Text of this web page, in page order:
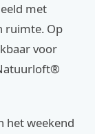
met
ruimte. Op
voor
het weekend